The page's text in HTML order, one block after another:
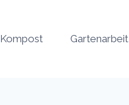
Kompost Gartenarbeit